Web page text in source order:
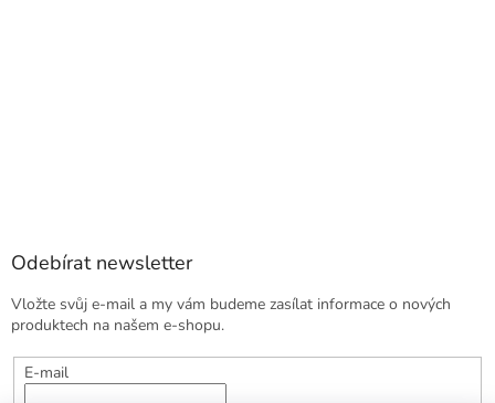
Odebírat newsletter
Vložte svůj e-mail a my vám budeme zasílat informace o nových
produktech na našem e-shopu.
E-mail